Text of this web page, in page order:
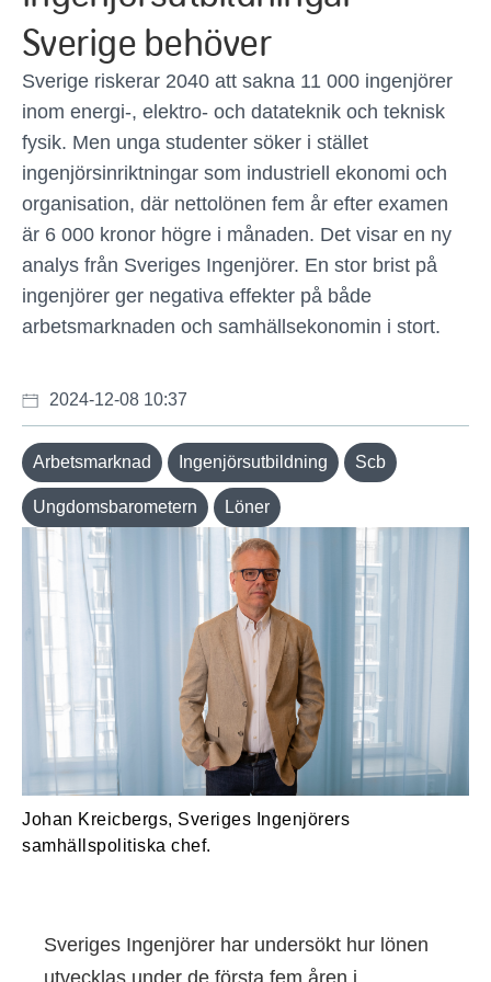
Sverige behöver
Sverige riskerar 2040 att sakna 11 000 ingenjörer
inom energi-, elektro- och datateknik och teknisk
fysik. Men unga studenter söker i stället
ingenjörsinriktningar som industriell ekonomi och
organisation, där nettolönen fem år efter examen
är 6 000 kronor högre i månaden. Det visar en ny
analys från Sveriges Ingenjörer. En stor brist på
ingenjörer ger negativa effekter på både
arbetsmarknaden och samhällsekonomin i stort.
2024-12-08 10:37
Arbetsmarknad Ingenjörsutbildning Scb
Ungdomsbarometern Löner
Johan Kreicbergs, Sveriges Ingenjörers
samhällspolitiska chef.
Sveriges Ingenjörer har undersökt hur lönen
utvecklas under de första fem åren i